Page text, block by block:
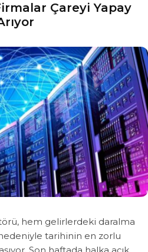
Çareyi Yapay
hem gelirlerdeki daralma
tarihinin en zorlu
Son haftada halka açık